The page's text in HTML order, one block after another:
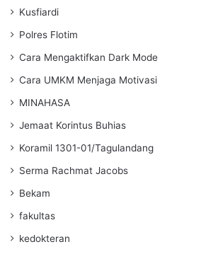
Kusfiardi
Polres Flotim
Cara Mengaktifkan Dark Mode
Cara UMKM Menjaga Motivasi
MINAHASA
Jemaat Korintus Buhias
Koramil 1301-01/Tagulandang
Serma Rachmat Jacobs
Bekam
fakultas
kedokteran